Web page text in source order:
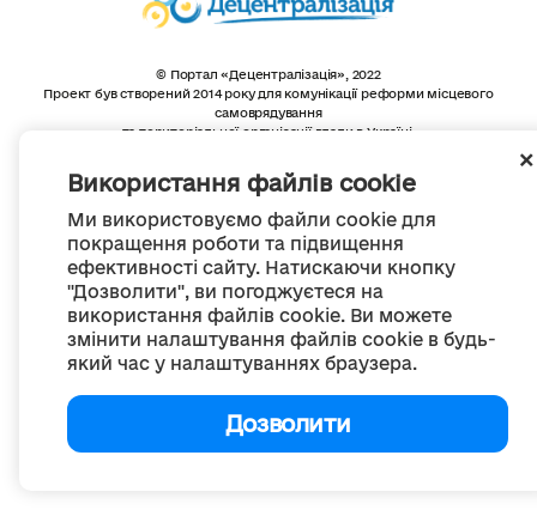
Використання файлів cookie
Ми використовуємо файли cookie для
покращення роботи та підвищення
ефективності сайту. Натискаючи кнопку
"Дозволити", ви погоджуєтеся на
використання файлів cookie. Ви можете
змінити налаштування файлів cookie в будь-
який час у налаштуваннях браузера.
Дозволити
© Портал «Децентралізація», 2022
Проект був створений 2014 року для комунікації реформи місцевого
самоврядування
та територіальної організації влади в Україні.
Весь контент доступний за ліцензією
Creative Commons Attribution 4.0 International license,
якщо не зазначено інше